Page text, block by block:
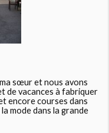
sœur et nous avons
de vacances à fabriquer
encore courses dans
mode dans la grande